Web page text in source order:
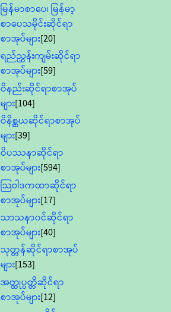
မြန်မာစာပေ၊ မြန်မာ့
စာပေသမိုင်းဆိုင်ရာ
စာအုပ်များ[20]
ရည်ညွှန်းကျမ်းဆိုင်ရာ
စာအုပ်များ[59]
ဝိနည်းဆိုင်ရာစာအုပ်
များ[104]
ဝိနိစ္ဆယဆိုင်ရာစာအုပ်
များ[39]
ဝိပဿနာဆိုင်ရာ
စာအုပ်များ[594]
သြဝါဒကထာဆိုင်ရာ
စာအုပ်များ[17]
သာသနာ၀င်ဆိုင်ရာ
စာအုပ်များ[40]
သုတ္တန်ဆိုင်ရာစာအုပ်
များ[153]
အတ္ထုပ္ပတ္တိဆိုင်ရာ
စာအုပ်များ[12]